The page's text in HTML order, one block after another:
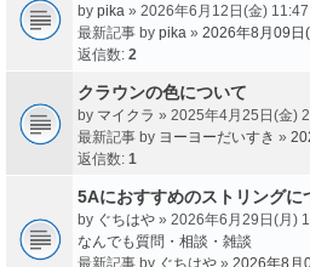
by pika » 2026年6月12日(金)
最新記事 by pika » 2026年8月09日
返信数: 2
クラウンの色について
by マイクラ » 2025年4月25日(金)
最新記事 by ヨーヨーだいすき »
返信数: 1
5Aにおすすめのストリングに
by ぐちはや » 2026年6月29日(月)
なんでも質問・相談・雑談
最新記事 by ぐちはや » 2026年8月